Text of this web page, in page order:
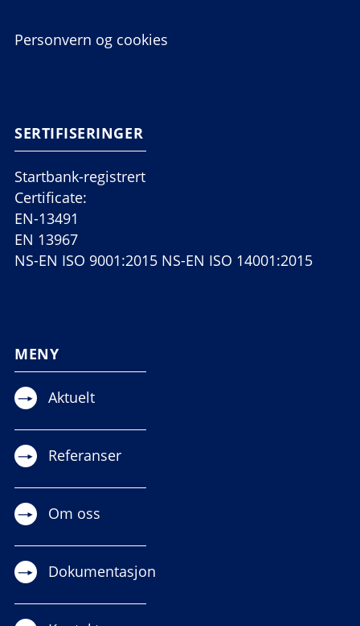
Personvern og cookies
SERTIFISERINGER
Startbank-registrert
Certificate:
EN-13491
EN 13967
NS-EN ISO 9001:2015 NS-EN ISO 14001:2015
MENY
Aktuelt
Referanser
Om oss
Dokumentasjon